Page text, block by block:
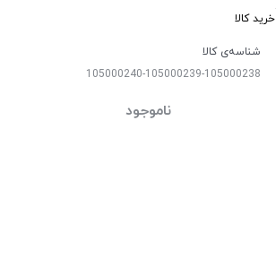
خرید کالا
شناسه‌ی کالا
105000240-105000239-105000238
ناموجود